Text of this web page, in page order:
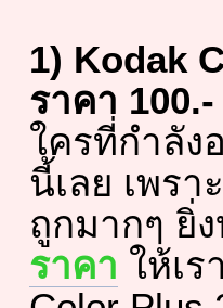
1) Kodak
ราคา
ใครที่กำลัง
นี้เลย เพร
ถูกมากๆ ยิ่
ราคา ให้เ